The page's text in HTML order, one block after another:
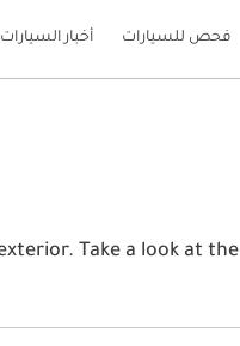
فحص للسيارات أخبار السيارات